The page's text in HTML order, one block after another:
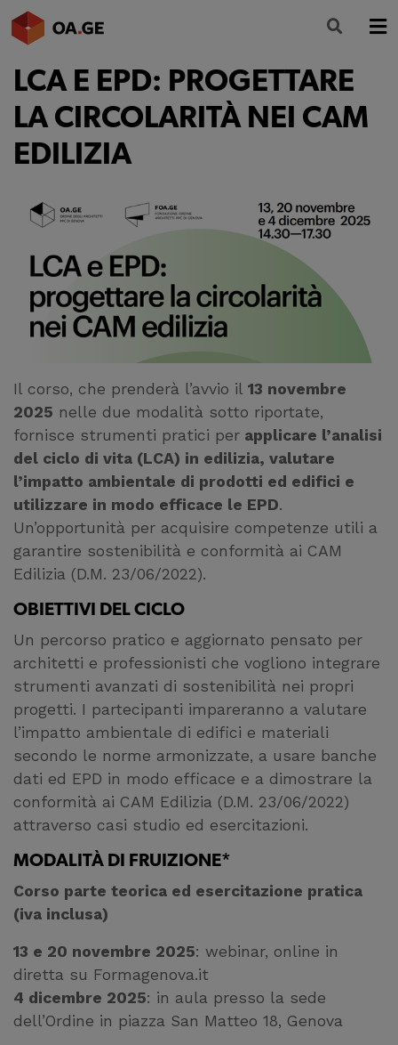
L’ORDINE
AMMINISTRAZIONE TRASPARENTE
ALBO
FORMAZIONE
NEWS
LCA E EPD: PROGETTARE
LA CIRCOLARITÀ NEI CAM
EDILIZIA
Il corso, che prenderà l’avvio il 13 novembre
2025 nelle due modalità sotto riportate,
fornisce strumenti pratici per applicare l’analisi
del ciclo di vita (LCA) in edilizia, valutare
l’impatto ambientale di prodotti ed edifici e
utilizzare in modo efficace le EPD.
Un’opportunità per acquisire competenze utili a
garantire sostenibilità e conformità ai CAM
Edilizia (D.M. 23/06/2022).
OBIETTIVI DEL CICLO
Un percorso pratico e aggiornato pensato per
architetti e professionisti che vogliono integrare
strumenti avanzati di sostenibilità nei propri
progetti. I partecipanti impareranno a valutare
l’impatto ambientale di edifici e materiali
secondo le norme armonizzate, a usare banche
dati ed EPD in modo efficace e a dimostrare la
conformità ai CAM Edilizia (D.M. 23/06/2022)
attraverso casi studio ed esercitazioni.
MODALITÀ DI FRUIZIONE*
Corso parte teorica ed esercitazione pratica
(iva inclusa)
13 e 20 novembre 2025: webinar, online in
diretta su Formagenova.it
4 dicembre 2025: in aula presso la sede
dell’Ordine in piazza San Matteo 18, Genova